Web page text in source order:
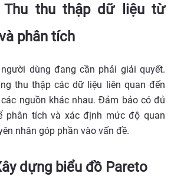
thu thập dữ liệu từ
phân tích
dùng đang cần phải giải quyết.
thu thập các dữ liệu liên quan đến
nguồn khác nhau. Đảm bảo có đủ
phân tích và xác định mức độ quan
nhân góp phần vào vấn đề.
dựng biểu đồ Pareto